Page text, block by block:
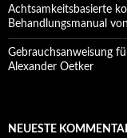
Achtsamkeitsbasierte
Behandlungsmanual
Gebrauchsanweisung
Alexander Oetker
NEUESTE